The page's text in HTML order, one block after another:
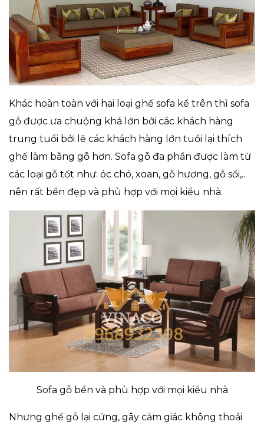
Khác hoàn toàn với hai loại ghế sofa kể trên thì sofa
gỗ được ưa chuộng khá lớn bởi các khách hàng
trung tuổi bởi lẽ các khách hàng lớn tuổi lại thích
ghế làm bằng gỗ hơn. Sofa gỗ đa phần được làm từ
các loại gỗ tốt như: óc chó, xoan, gỗ hương, gỗ sồi,..
nên rất bền đẹp và phù hợp với mọi kiểu nhà.
Sofa gỗ bền và phù hợp với mọi kiểu nhà
Nhưng ghế gỗ lại cứng, gây cảm giác không thoải